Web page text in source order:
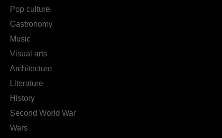
Pop culture
Gastronomy
Music
Visual arts
Architecture
Literature
History
Second World War
Wars